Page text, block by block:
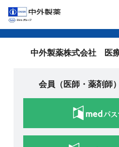
中外製薬株式会社 医
会員（医師・薬剤師